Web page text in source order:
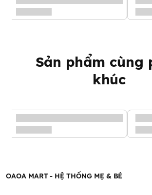
phần trước khi cho bé sử dụng nếu bé có
Sản phẩm cùng
khúc
OAOA MART - HỆ THỐNG MẸ & BÉ